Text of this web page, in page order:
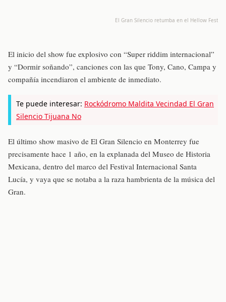
El Gran Silencio retumba en el Hellow
El inicio del show fue explosivo con “Super riddim internacional”
y “Dormir soñando”, canciones con las que Tony, Cano, Campa y
compañía incendiaron el ambiente de inmediato.
Te puede interesar: Rockódromo Maldita Vecindad El Gran
Silencio Tijuana No
El último show masivo de El Gran Silencio en Monterrey fue
precisamente hace 1 año, en la explanada del Museo de Historia
Mexicana, dentro del marco del Festival Internacional Santa
Lucía, y vaya que se notaba a la raza hambrienta de la música del
Gran.